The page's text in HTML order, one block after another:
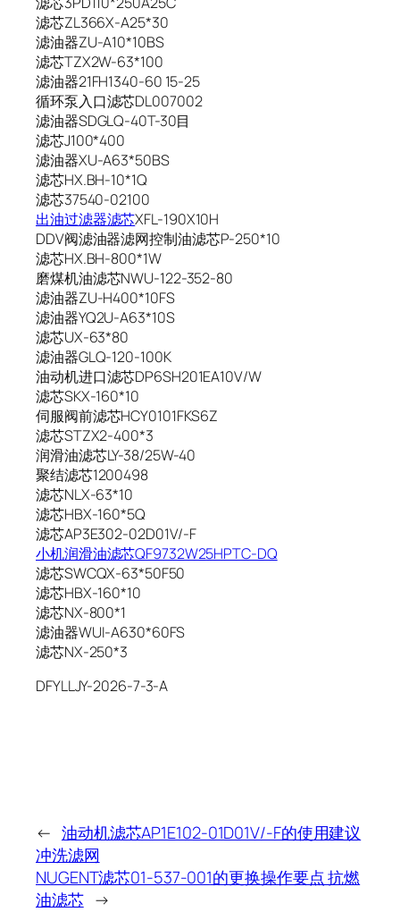
滤芯ZL366X-A25*30
滤油器ZU-A10*10BS
滤芯TZX2W-63*100
滤油器21FH1340-60 15-25
循环泵入口滤芯DL007002
滤油器SDGLQ-40T-30目
滤芯J100*400
滤油器XU-A63*50BS
滤芯HX.BH-10*1Q
滤芯37540-02100
出油过滤器滤芯XFL-190X10H
DDV阀滤油器滤网控制油滤芯P-250*10
滤芯HX.BH-800*1W
磨煤机油滤芯NWU-122-352-80
滤油器ZU-H400*10FS
滤油器YQ2U-A63*10S
滤芯UX-63*80
滤油器GLQ-120-100K
油动机进口滤芯DP6SH201EA10V/W
滤芯SKX-160*10
伺服阀前滤芯HCY0101FKS6Z
滤芯STZX2-400*3
润滑油滤芯LY-38/25W-40
聚结滤芯1200498
滤芯NLX-63*10
滤芯HBX-160*5Q
滤芯AP3E302-02D01V/-F
小机润滑油滤芯QF9732W25HPTC-DQ
滤芯SWCQX-63*50F50
滤芯HBX-160*10
滤芯NX-800*1
滤油器WUI-A630*60FS
滤芯NX-250*3
DFYLLJY-2026-7-3-A
← 油动机滤芯AP1E102-01D01V/-F的使用建议
冲洗滤网
NUGENT滤芯01-537-001的更换操作要点 抗燃
油滤芯 →